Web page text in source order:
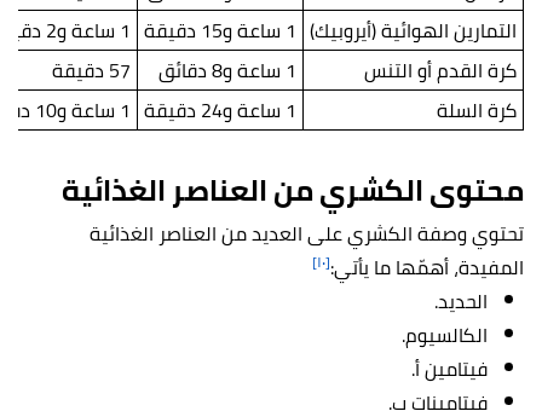
التمارين الهوائية (أيروبيك) 1 ساعة و15 دقيقة
1 ساعة و2 دقيقة
كرة القدم أو التنس
1 ساعة و8 دقائق
57 دقيقة
كرة السلة
1 ساعة و24 دقيقة 1 ساعة و10 دقائق
محتوى الكشري من العناصر الغذائية
تحتوي وصفة الكشري على العديد من العناصر الغذائية
المفيدة، أهمّها ما يأتي:[١٠]
الحديد.
الكالسيوم.
فيتامين أ.
فيتامينات ب.